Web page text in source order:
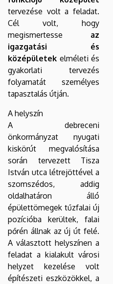
tervezése volt a feladat.
Cél volt, hogy
megismertesse az
igazgatási és
középületek elméleti és
gyakorlati tervezés
folyamatát személyes
tapasztalás útján.
A helyszín
A debreceni
önkormányzat nyugati
kiskörút megvalósítása
során tervezett Tisza
István utca létrejöttével a
szomszédos, addig
oldalhatáron álló
épülettömegek tűzfalai új
pozícióba kerültek, falai
pőrén állnak az új út felé.
A választott helyszínen a
feladat a kialakult városi
helyzet kezelése volt
építészeti eszközökkel, a